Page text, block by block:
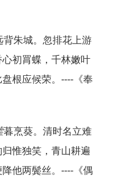
背朱城。忽排花上游
初罥蝶，千林嫩叶
根应候荣。----《奉
暮烹葵。清时名立难
惟独笑，青山耕遍
他两鬓丝。----《偶